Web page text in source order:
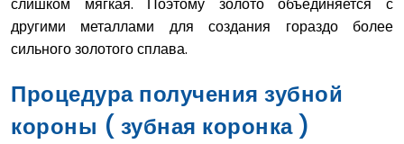
другими металлами для создания гораздо более
сильного золотого сплава.
Процедура получения зубной
короны ( зубная коронка )